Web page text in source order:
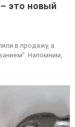
это новый
в продажу, а
Напомним,